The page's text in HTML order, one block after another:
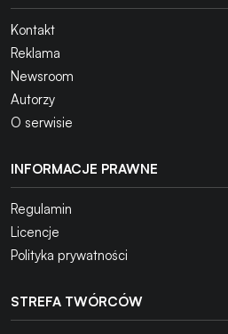
Kontakt
Reklama
Newsroom
Autorzy
O serwisie
INFORMACJE PRAWNE
Regulamin
Licencje
Polityka prywatności
STREFA TWÓRCÓW